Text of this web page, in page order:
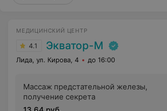
МЕДИЦИНСКИЙ ЦЕНТР
4.1 Экватор-М
Лида, ул. Кирова, 4 до 16:00
Массаж предстательной железы,
получение секрета